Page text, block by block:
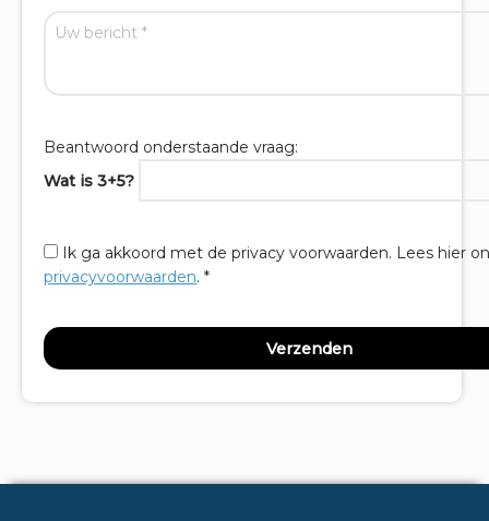
Beantwoord onderstaande vraag:
Wat is 3+5?
Ik ga akkoord met de privacy voorwaarden. Lees hier
privacyvoorwaarden. *